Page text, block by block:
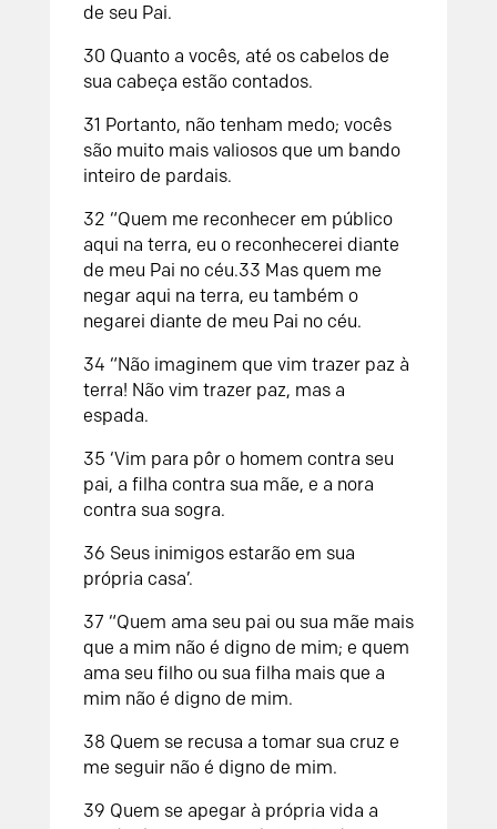
de seu Pai.
30 Quanto a vocês, até os cabelos de
sua cabeça estão contados.
31 Portanto, não tenham medo; vocês
são muito mais valiosos que um bando
inteiro de pardais.
32 “Quem me reconhecer em público
aqui na terra, eu o reconhecerei diante
de meu Pai no céu.33 Mas quem me
negar aqui na terra, eu também o
negarei diante de meu Pai no céu.
34 “Não imaginem que vim trazer paz à
terra! Não vim trazer paz, mas a
espada.
35 ‘Vim para pôr o homem contra seu
pai, a filha contra sua mãe, e a nora
contra sua sogra.
36 Seus inimigos estarão em sua
própria casa’.
37 “Quem ama seu pai ou sua mãe mais
que a mim não é digno de mim; e quem
ama seu filho ou sua filha mais que a
mim não é digno de mim.
38 Quem se recusa a tomar sua cruz e
me seguir não é digno de mim.
39 Quem se apegar à própria vida a